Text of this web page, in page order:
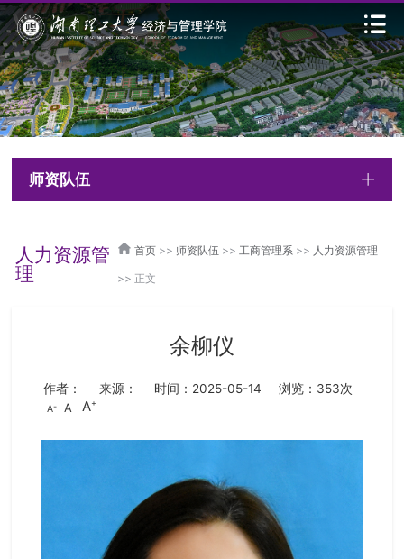
师资队伍
人力资源管
理
首页 >> 师资队伍 >>工商管理系 >> 人力资源管理
>> 正文
余柳仪
作者： 来源： 时间：2025-05-14 浏览： 353次
A A A